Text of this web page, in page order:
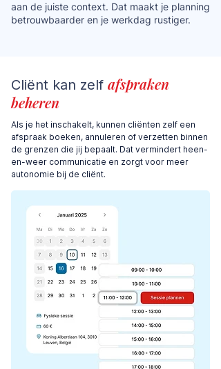
aan de juiste context. Dat maakt je planning
betrouwbaarder en je werkdag rustiger.
Cliënt kan zelf afspraken
beheren
Als je het inschakelt, kunnen cliënten zelf een
afspraak boeken, annuleren of verzetten binnen
de grenzen die jij bepaalt. Dat vermindert heen-
en-weer communicatie en zorgt voor meer
autonomie bij de cliënt.